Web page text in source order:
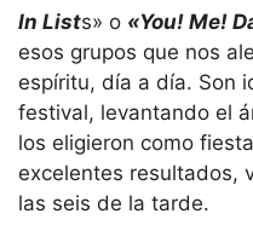
In Lists» o «You! Me!
esos grupos que nos
espíritu, día a día. Son
festival, levantando el
los eligieron como
excelentes resultados,
las seis de la tarde.